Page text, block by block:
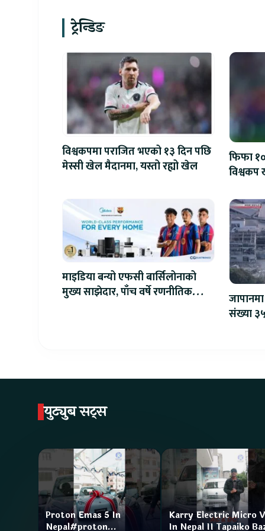
ट्रेन्डिङ
विश्वकपमा पराजित भएको १३ दिन पछि
मेस्सी खेल मैदानमा, यस्तो रह्यो खेल
फिफा
माइडिया बन्यो एफसी बार्सिलोनाको
मुख्य साझेदार, पाँच वर्षे रणनीतिक
संख्या
युट्युब सट्स
Proton Emas 5 In
Nepal#proton
Karry Electric Micro
In Nepal II Tapaiko